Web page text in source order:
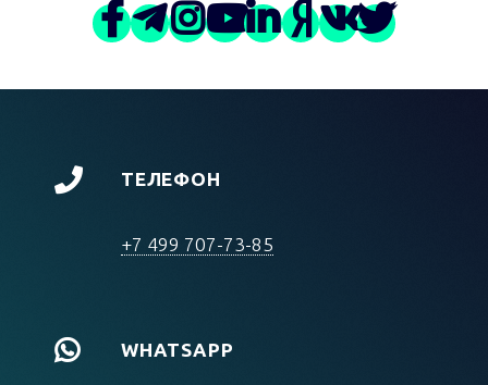
ТЕЛЕФОН
+7 499 707-73-85
WHATSAPP